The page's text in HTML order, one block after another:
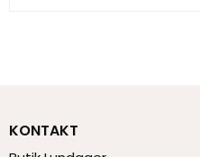
KONTAKT